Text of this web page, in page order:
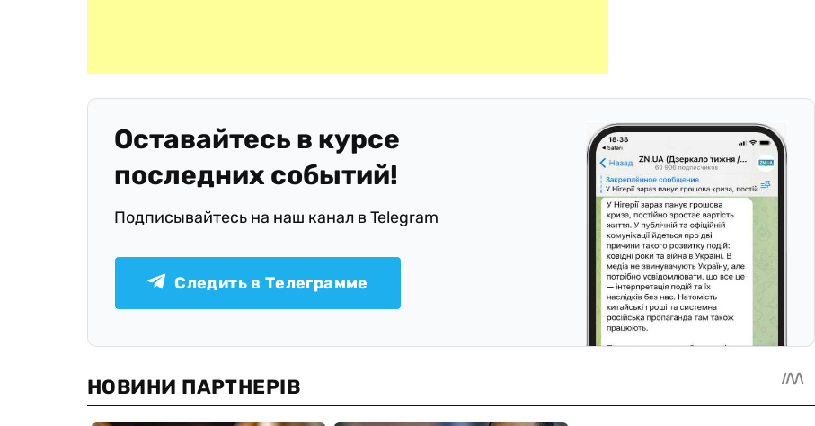
Оставайтесь в курсе
последних событий!
Подписывайтесь на наш канал в Telegram
Следить в Телеграмме